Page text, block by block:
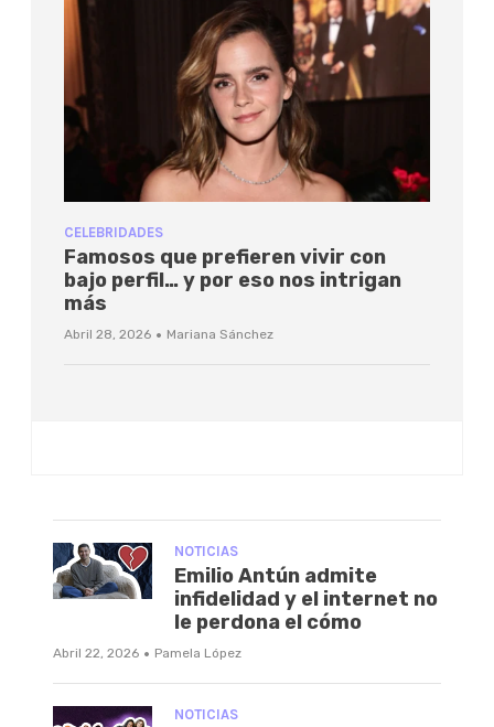
CELEBRIDADES
Famosos que prefieren vivir con
bajo perfil… y por eso nos intrigan
más
Abril 28, 2026 · Mariana Sánchez
NOTICIAS
Emilio Antún admite
infidelidad y el internet no
le perdona el cómo
Abril 22, 2026 · Pamela López
NOTICIAS